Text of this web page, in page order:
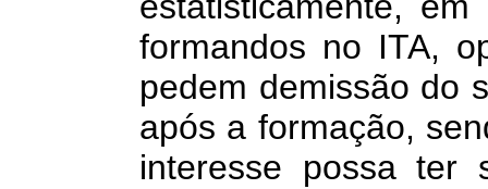
formandos no ITA,
pedem demissão do
após a formação,
interesse possa ter